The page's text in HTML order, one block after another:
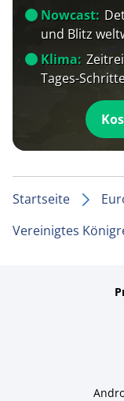
Nowcast:
und Blitz
Klima:
Tages-
Startseite
Vereinigtes